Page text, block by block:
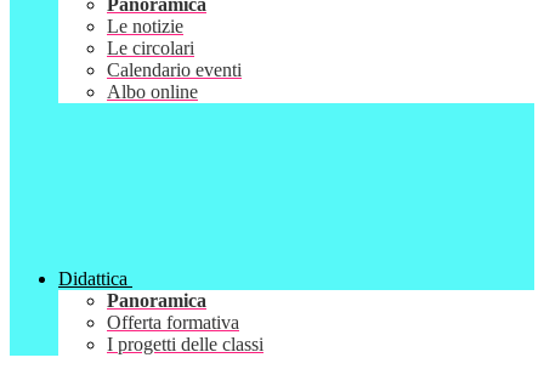
Panoramica
Le notizie
Le circolari
Calendario eventi
Albo online
Didattica
Panoramica
Offerta formativa
I progetti delle classi